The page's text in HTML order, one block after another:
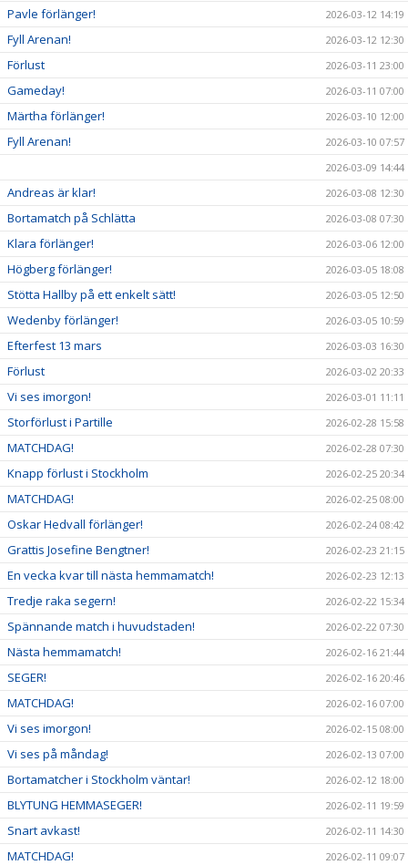
Pavle förlänger! 2026-03-12 14:19
Fyll Arenan! 2026-03-12 12:30
Förlust 2026-03-11 23:00
Gameday! 2026-03-11 07:00
Märtha förlänger! 2026-03-10 12:00
Fyll Arenan!
2026-03-10 07:57
2026-03-09 14:44
Andreas är klar! 2026-03-08 12:30
Bortamatch på Schlätta 2026-03-08 07:30
Klara förlänger! 2026-03-06 12:00
Högberg förlänger! 2026-03-05 18:08
Stötta Hallby på ett enkelt sätt! 2026-03-05 12:50
Wedenby förlänger! 2026-03-05 10:59
Efterfest 13 mars 2026-03-03 16:30
Förlust 2026-03-02 20:33
Vi ses imorgon! 2026-03-01 11:11
Storförlust i Partille 2026-02-28 15:58
MATCHDAG! 2026-02-28 07:30
Knapp förlust i Stockholm 2026-02-25 20:34
MATCHDAG! 2026-02-25 08:00
Oskar Hedvall förlänger! 2026-02-24 08:42
Grattis Josefine Bengtner! 2026-02-23 21:15
En vecka kvar till nästa hemmamatch! 2026-02-23 12:13
Tredje raka segern! 2026-02-22 15:34
Spännande match i huvudstaden! 2026-02-22 07:30
Nästa hemmamatch! 2026-02-16 21:44
SEGER! 2026-02-16 20:46
MATCHDAG! 2026-02-16 07:00
Vi ses imorgon! 2026-02-15 08:00
Vi ses på måndag! 2026-02-13 07:00
Bortamatcher i Stockholm väntar! 2026-02-12 18:00
BLYTUNG HEMMASEGER! 2026-02-11 19:59
Snart avkast! 2026-02-11 14:30
MATCHDAG! 2026-02-11 09:07